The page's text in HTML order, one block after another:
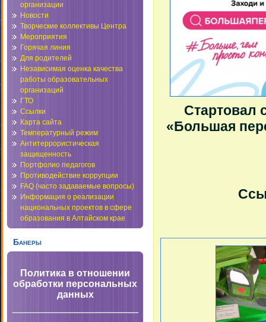
организации
Новости
Творческие коллективы Центра
Мероприятия
Горячая линия
Для родителей
Независимая оценка качества
работы образовательных
организаций
ГТО
Ссылки
Карта сайта
Температурный режим
Антитеррористическая
защищенность
Портфолио педагогов
Противодействие коррупции
FAQ (часто задаваемые вопросы)
Информация о реализации
национальных проектов в сфере
образования в Алтайском крае
Банеры
Политика в отношении
обработки персональных
данных
Стартовал
«Большая